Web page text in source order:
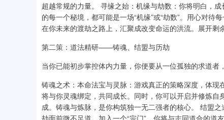
超越常规的力量。 寻缘之始：机缘与劫数：你将明白，
的每一个秘境，都可能是一场“机缘”或“劫数”。用心对待
在你未来的渡劫之路上，汇聚成改变命运的洪流。展开剩
第二策：道法精研——铸魂、结盟与历劫
当你已能初步掌控体内力量，你便要从一位孤独的求道者
铸魂之术：本命法宝与灵脉：游戏真正的策略深度，体现
将与你灵魂绑定，共同成长。同时，你可以开启并修炼自
成。铸魂与炼脉，是你构筑独一无二强者的核心。 结盟
劫面前微不足道。加入一个“宗门”，你将与志同道合的道